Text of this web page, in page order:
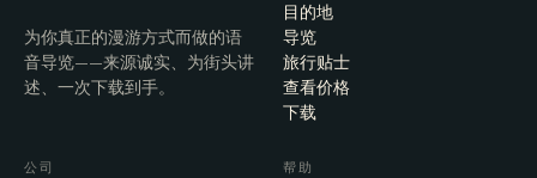
为你真正的漫游方式而做的语
音导览——来源诚实、为街头讲
述、一次下载到手。
目的地
导览
旅行贴士
查看价格
下载
公司 帮助